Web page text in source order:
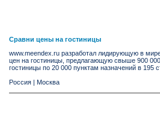
Сравни цены на гостиницы
www.meendex.ru разработал лидирующую в
цен на гостиницы, предлагающую свыше 900
гостиницы по 20 000 пунктам назначений в 195
Россия | Москва